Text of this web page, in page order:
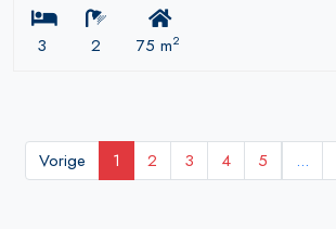
3 2 75 m2
Vorige 1 2 3 4 5 ...